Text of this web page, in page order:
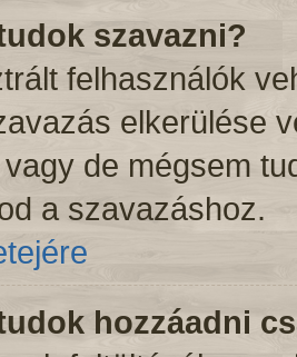
szavazni?
felhasználók
elkerülése
de mégsem
a szavazáshoz.
hozzáadni